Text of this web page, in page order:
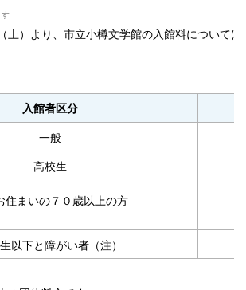
土）より、市立小樽文学館の入館料について
入館者区分
一般
高校生
住まいの７０歳以上の方
以下と障がい者（注）